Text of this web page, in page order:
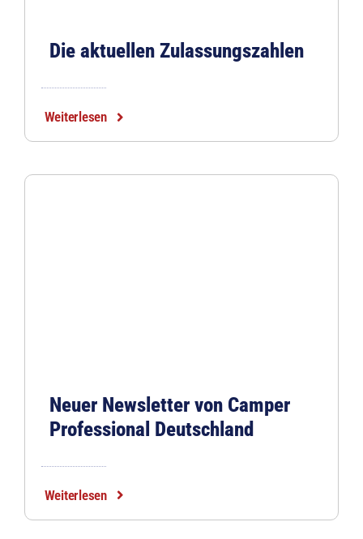
Die aktuellen Zulassungszahlen
Weiterlesen
Neuer Newsletter von Camper
Professional Deutschland
Weiterlesen